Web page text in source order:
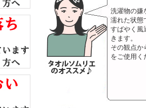
洗濯物の嫌
濡れた状態
すばやく風
きます。
その観点か
をご使用く